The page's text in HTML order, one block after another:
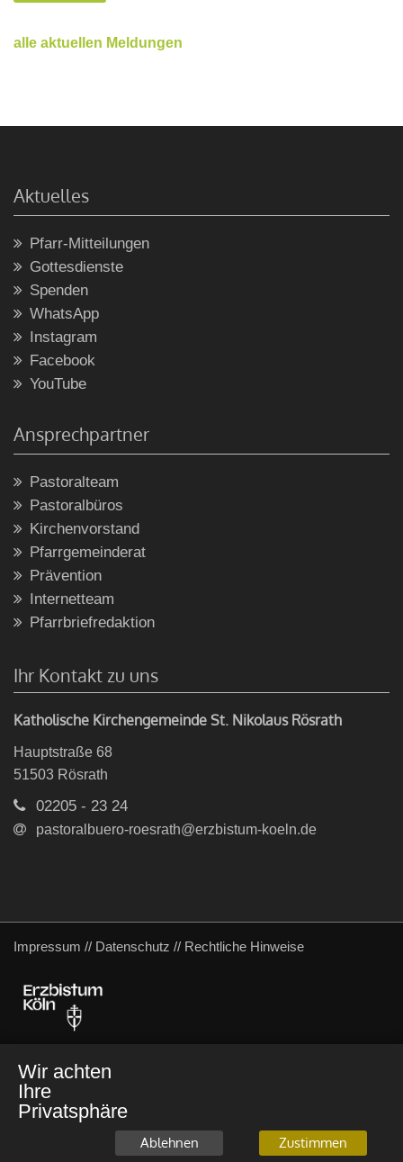
alle aktuellen Meldungen
Aktuelles
Pfarr-Mitteilungen
Gottesdienste
Spenden
WhatsApp
Instagram
Facebook
YouTube
Ansprechpartner
Pastoralteam
Pastoralbüros
Kirchenvorstand
Pfarrgemeinderat
Prävention
Internetteam
Pfarrbriefredaktion
Ihr Kontakt zu uns
Katholische Kirchengemeinde St. Nikolaus Rösrath
Hauptstraße 68
51503 Rösrath
02205 - 23 24
pastoralbuero-roesrath@erzbistum-koeln.de
Impressum // Datenschutz // Rechtliche Hinweise
Wir achten
Ihre
Privatsphäre
Ablehnen Zustimmen